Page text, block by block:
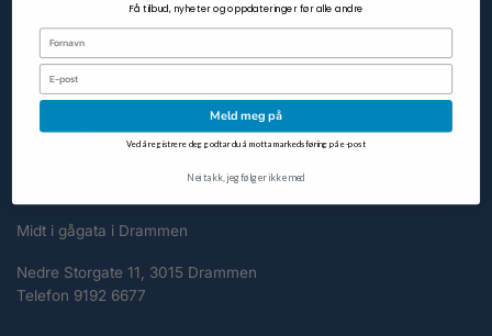
Om KanonCon
Kontakt oss
Midt i gågata i Drammen
Nedre Storgate 11, 3015 Drammen
Telefon 9192 6677
Få tilbud, nyheter og oppdateringer før alle andre
Fornavn
Email
Meld meg på
Ved å registrere deg godtar du å motta markedsføring på e-post
Nei takk, jeg følger ikke med